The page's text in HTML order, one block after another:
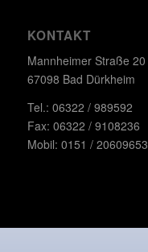
KONTAKT
Mannheimer Straße 20
67098 Bad Dürkheim
Tel.: 06322 / 989592
Fax: 06322 / 9108236
Mobil: 0151 / 20609653